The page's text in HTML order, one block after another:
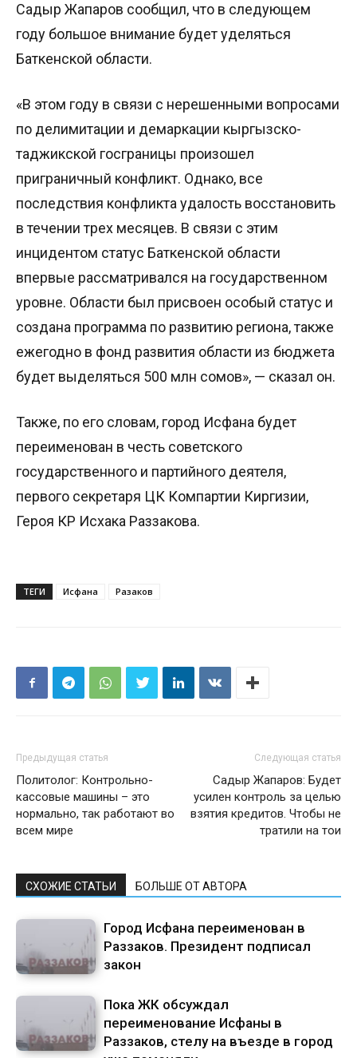
Садыр Жапаров сообщил, что в следующем
году большое внимание будет уделяться
Баткенской области.
«В этом году в связи с нерешенными вопросами
по делимитации и демаркации кыргызско-
таджикской госграницы произошел
приграничный конфликт. Однако, все
последствия конфликта удалость восстановить
в течении трех месяцев. В связи с этим
инцидентом статус Баткенской области
впервые рассматривался на государственном
уровне. Области был присвоен особый статус и
создана программа по развитию региона, также
ежегодно в фонд развития области из бюджета
будет выделяться 500 млн сомов», — сказал он.
Также, по его словам, город Исфана будет
переименован в честь советского
государственного и партийного деятеля,
первого секретаря ЦК Компартии Киргизии,
Героя КР Исхака Раззакова.
ТЕГИ Исфана Разаков
Предыдущая статья
Политолог: Контрольно-
кассовые машины – это
нормально, так работают во
всем мире
Следующая статья
Садыр Жапаров: Будет
усилен контроль за целью
взятия кредитов. Чтобы не
тратили на тои
СХОЖИЕ СТАТЬИ БОЛЬШЕ ОТ АВТОРА
Город Исфана переименован в
Раззаков. Президент подписал
закон
Пока ЖК обсуждал
переименование Исфаны в
Раззаков, стелу на въезде в город